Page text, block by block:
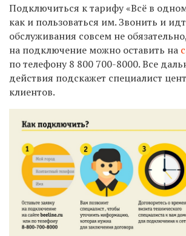
Подключиться к тарифу «Всё в
как и пользоваться им. Звонить и
обслуживания совсем не
на подключение можно оставить на
по телефону 8 800 700-8000. Все
действия подскажет специалист
клиентов.